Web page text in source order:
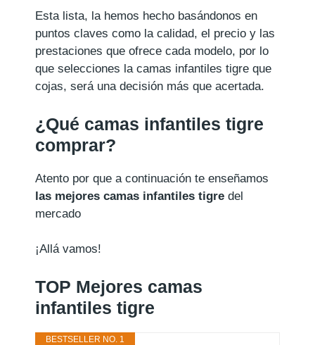
Esta lista, la hemos hecho basándonos en
puntos claves como la calidad, el precio y las
prestaciones que ofrece cada modelo, por lo
que selecciones la camas infantiles tigre que
cojas, será una decisión más que acertada.
¿Qué camas infantiles tigre
comprar?
Atento por que a continuación te enseñamos
las mejores camas infantiles tigre del
mercado
¡Allá vamos!
TOP Mejores camas
infantiles tigre
BESTSELLER NO. 1